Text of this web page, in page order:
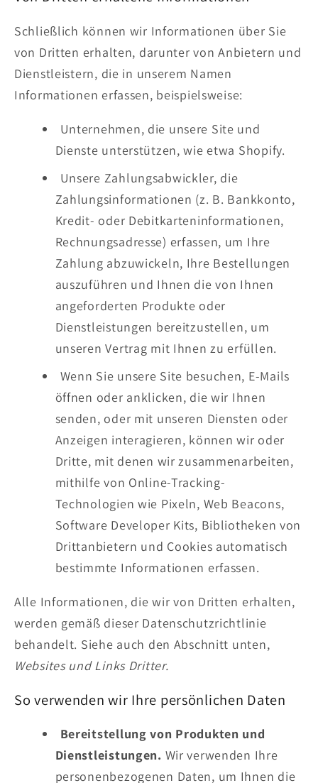
Schließlich können wir Informationen über Sie
von Dritten erhalten, darunter von Anbietern und
Dienstleistern, die in unserem Namen
Informationen erfassen, beispielsweise:
Unternehmen, die unsere Site und
Dienste unterstützen, wie etwa Shopify.
Unsere Zahlungsabwickler, die
Zahlungsinformationen (z. B. Bankkonto,
Kredit- oder Debitkarteninformationen,
Rechnungsadresse) erfassen, um Ihre
Zahlung abzuwickeln, Ihre Bestellungen
auszuführen und Ihnen die von Ihnen
angeforderten Produkte oder
Dienstleistungen bereitzustellen, um
unseren Vertrag mit Ihnen zu erfüllen.
Wenn Sie unsere Site besuchen, E-Mails
öffnen oder anklicken, die wir Ihnen
senden, oder mit unseren Diensten oder
Anzeigen interagieren, können wir oder
Dritte, mit denen wir zusammenarbeiten,
mithilfe von Online-Tracking-
Technologien wie Pixeln, Web Beacons,
Software Developer Kits, Bibliotheken von
Drittanbietern und Cookies automatisch
bestimmte Informationen erfassen.
Alle Informationen, die wir von Dritten erhalten,
werden gemäß dieser Datenschutzrichtlinie
behandelt. Siehe auch den Abschnitt unten,
Websites und Links Dritter.
So verwenden wir Ihre persönlichen Daten
Bereitstellung von Produkten und
Dienstleistungen. Wir verwenden Ihre
personenbezogenen Daten, um Ihnen die